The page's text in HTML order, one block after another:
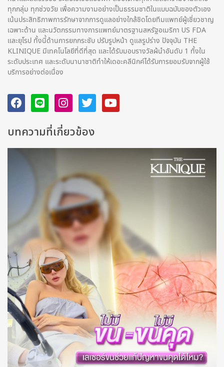
ทุกกลุ่ม ทุกช่วงวัย เพื่อความงามอย่างเป็นธรรมชาติในแบบฉบับของตัวเอง
เน้นประสิทธิภาพการรักษาจากการดูแลอย่างใกล้ชิดโดยทีมแพทย์ผู้เชี่ยวชาญ
เฉพาะด้าน และนวัตกรรมทางการแพทย์มาตรฐานสหรัฐอเมริกา US FDA
และยุโรป ทั้งนี้ด้านการยกกระชับ ปรับรูปหน้า ดูแลรูปร่าง ปัจจุบัน THE
KLINIQUE มีเทคโนโลยีที่ดีที่สุด และได้รับมอบรางวัลผ้นำอันดับ 1 ทั้งใน
ระดับประเทศ และระดับนานาชาติทําให้เดอะคลีนิกค์ได้รับการยอมรับจากผู้ใช้
บริการอย่างต่อเนื่อง
บทความที่เกี่ยวข้อง